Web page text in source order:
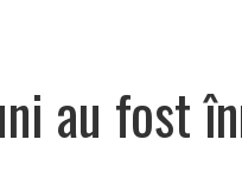
au fost